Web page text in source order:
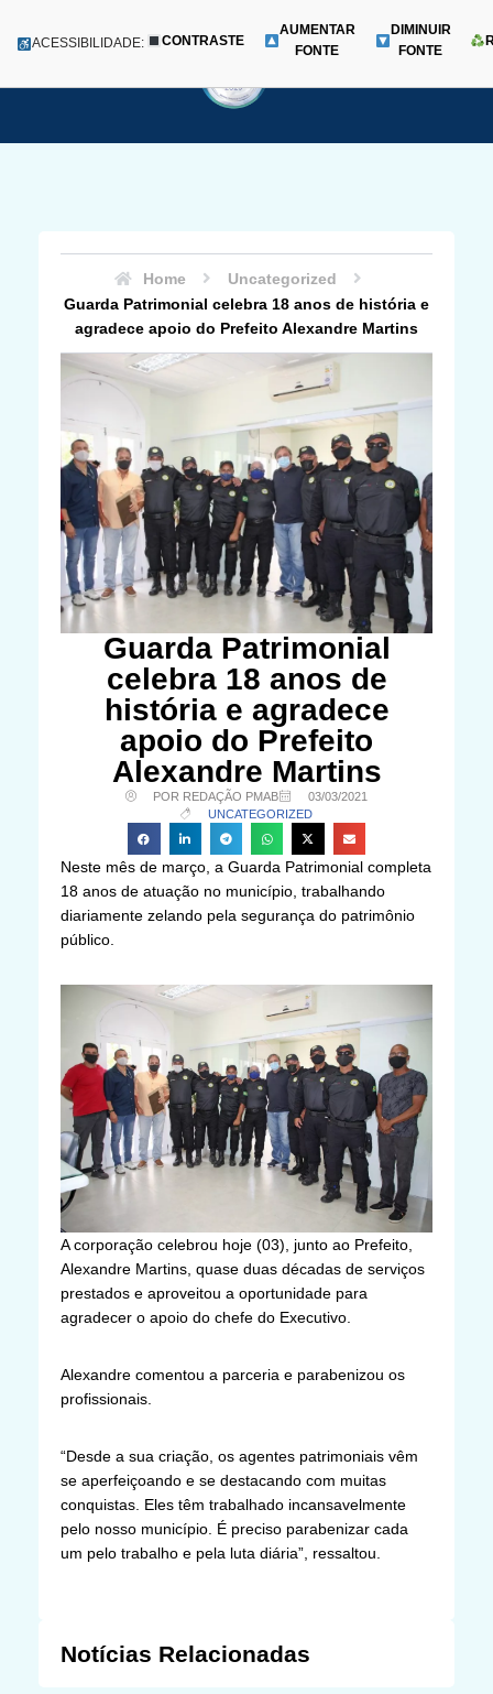
para
Menu
ACESSIBILIDADE: CONTRASTE
AUMENTAR
FONTE
DIMINUIR
FONTE
Home
Uncategorized
Guarda Patrimonial celebra 18 anos de história e
agradece apoio do Prefeito Alexandre Martins
Guarda Patrimonial
celebra 18 anos de
história e agradece
apoio do Prefeito
Alexandre Martins
POR REDAÇÃO PMAB
03/03/2021
UNCATEGORIZED
Neste mês de março, a Guarda Patrimonial completa
18 anos de atuação no município, trabalhando
diariamente zelando pela segurança do patrimônio
público.
A corporação celebrou hoje (03), junto ao Prefeito,
Alexandre Martins, quase duas décadas de serviços
prestados e aproveitou a oportunidade para
agradecer o apoio do chefe do Executivo.
Alexandre comentou a parceria e parabenizou os
profissionais.
“Desde a sua criação, os agentes patrimoniais vêm
se aperfeiçoando e se destacando com muitas
conquistas. Eles têm trabalhado incansavelmente
pelo nosso município. É preciso parabenizar cada
um pelo trabalho e pela luta diária”, ressaltou.
Notícias Relacionadas